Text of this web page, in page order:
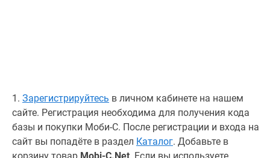
1. Зарегистрируйтесь в личном кабинете на нашем
сайте. Регистрация необходима для получения кода
базы и покупки Моби-С. После регистрации и входа на
сайт вы попадёте в раздел Каталог. Добавьте в